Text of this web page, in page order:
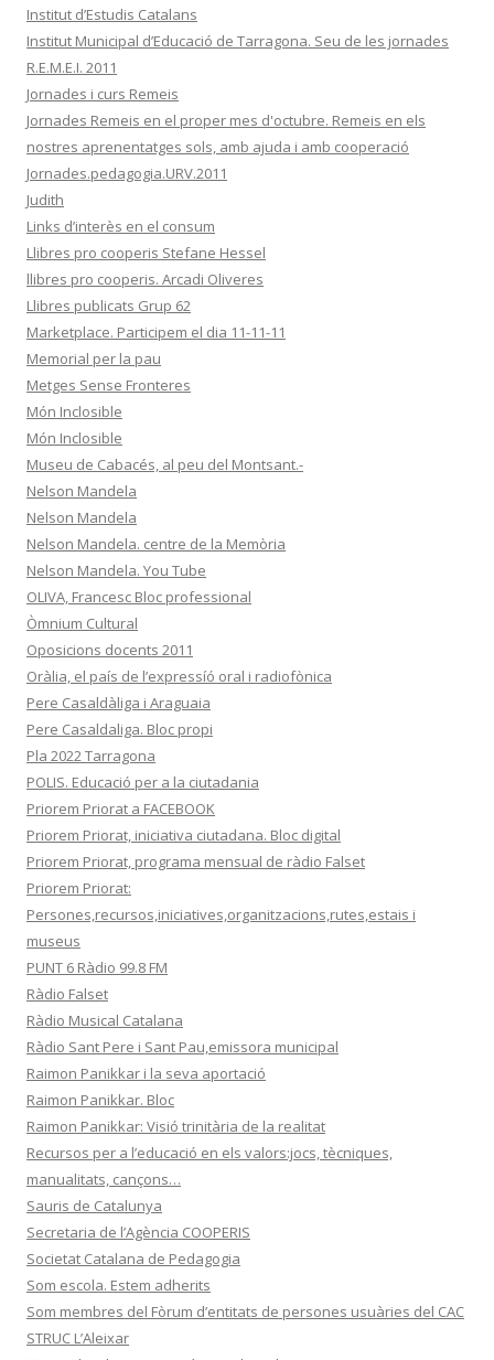
Institut d’Estudis Catalans
Institut Municipal d’Educació de Tarragona. Seu de les jornades
R.E.M.E.I. 2011
Jornades i curs Remeis
Jornades Remeis en el proper mes d'octubre. Remeis en els
nostres aprenentatges sols, amb ajuda i amb cooperació
Jornades.pedagogia.URV.2011
Judith
Links d’interès en el consum
Llibres pro cooperis Stefane Hessel
llibres pro cooperis. Arcadi Oliveres
Llibres publicats Grup 62
Marketplace. Participem el dia 11-11-11
Memorial per la pau
Metges Sense Fronteres
Món Inclosible
Món Inclosible
Museu de Cabacés, al peu del Montsant.-
Nelson Mandela
Nelson Mandela
Nelson Mandela. centre de la Memòria
Nelson Mandela. You Tube
OLIVA, Francesc Bloc professional
Òmnium Cultural
Oposicions docents 2011
Oràlia, el país de l’expressíó oral i radiofònica
Pere Casaldàliga i Araguaia
Pere Casaldaliga. Bloc propi
Pla 2022 Tarragona
POLIS. Educació per a la ciutadania
Priorem Priorat a FACEBOOK
Priorem Priorat, iniciativa ciutadana. Bloc digital
Priorem Priorat, programa mensual de ràdio Falset
Priorem Priorat:
Persones,recursos,iniciatives,organitzacions,rutes,estais i
museus
PUNT 6 Ràdio 99.8 FM
Ràdio Falset
Ràdio Musical Catalana
Ràdio Sant Pere i Sant Pau,emissora municipal
Raimon Panikkar i la seva aportació
Raimon Panikkar. Bloc
Raimon Panikkar: Visió trinitària de la realitat
Recursos per a l’educació en els valors:jocs, tècniques,
manualitats, cançons…
Sauris de Catalunya
Secretaria de l’Agència COOPERIS
Societat Catalana de Pedagogia
Som escola. Estem adherits
Som membres del Fòrum d’entitats de persones usuàries del CAC
STRUC L’Aleixar